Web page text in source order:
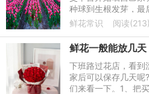
种球到生根发芽，最
期。“郁金香是‘世界
鲜花常识 阅读(213)
鲜花一般能放几天
下班路过花店，看到
家后可以保存几天呢
们来看一下。1、把